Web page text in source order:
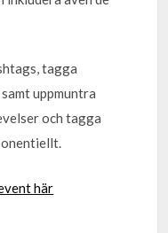
tagga
uppmuntra
och tagga
här